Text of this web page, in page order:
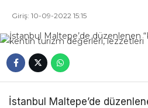
Giriş: 10-09-2022 15:15
İstanbul Maltepe’de